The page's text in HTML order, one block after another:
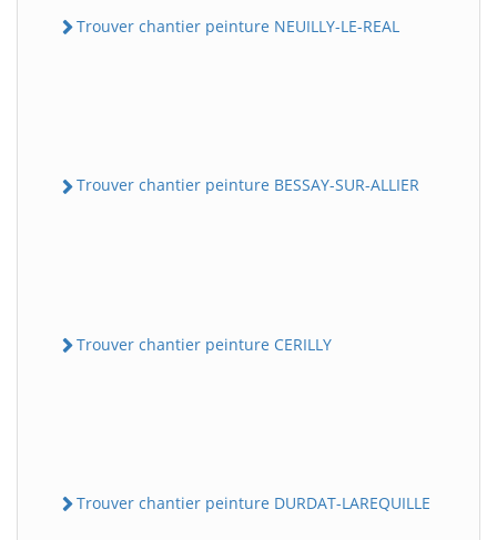
Trouver chantier peinture NEUILLY-LE-REAL
Trouver chantier peinture BESSAY-SUR-ALLIER
Trouver chantier peinture CERILLY
Trouver chantier peinture DURDAT-LAREQUILLE